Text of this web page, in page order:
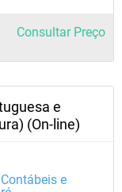
Consultar Preço
e
(On-line)
e